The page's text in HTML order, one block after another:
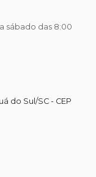
sábado das 8:00
do Sul/SC - CEP